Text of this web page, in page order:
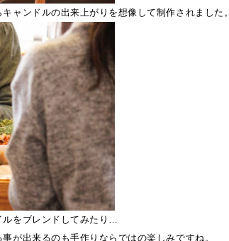
ャンドルの出来上がりを想像して制作されました。
ルをブレンドしてみたり…
が出来るのも手作りならではの楽しみですね。